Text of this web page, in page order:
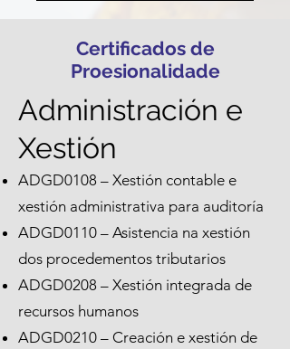
Certificados de
Proesionalidade
Administración e
Xestión
ADGD0108 – Xestión contable e
xestión administrativa para auditoría
ADGD0110 – Asistencia na xestión
dos procedementos tributarios
ADGD0208 – Xestión integrada de
recursos humanos
ADGD0210 – Creación e xestión de